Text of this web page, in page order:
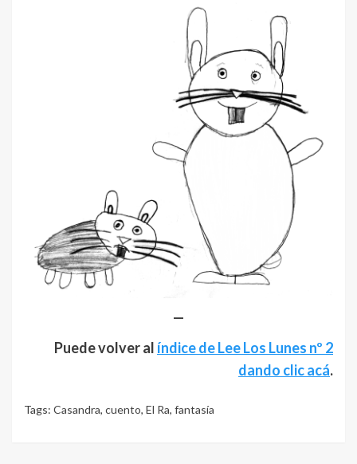
—
Puede volver al índice de Lee Los Lunes nº 2
dando clic acá.
Tags: Casandra, cuento, El Ra, fantasía